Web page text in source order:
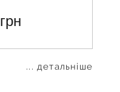
грн
... детальніше